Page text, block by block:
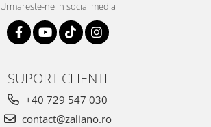
Urmareste-ne in social media
SUPORT CLIENTI
+40 729 547 030
contact@zaliano.ro